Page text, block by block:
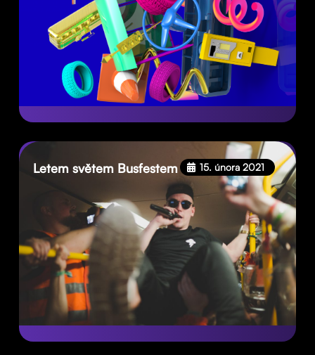
Letem světem Busfestem 15. února 2021